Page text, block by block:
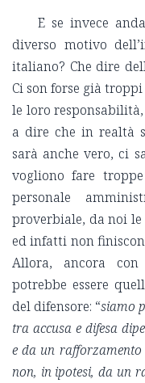
E se invece
diverso motivo
italiano? Che dire
Ci son forse già
le loro
a dire che in realtà
sarà anche vero, ci
vogliono fare
personale
proverbiale, da noi le
ed infatti non
Allora, ancora
potrebbe essere
del difensore: “siamo
tra accusa e difesa
e da un
non, in ipotesi, da un